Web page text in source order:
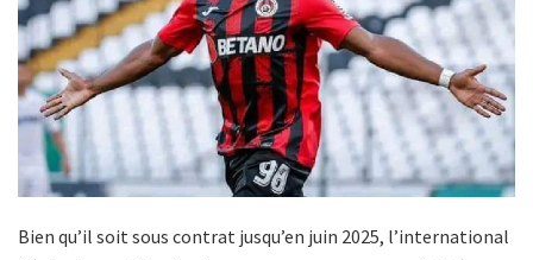
Bien qu’il soit sous contrat jusqu’en juin 2025, l’international